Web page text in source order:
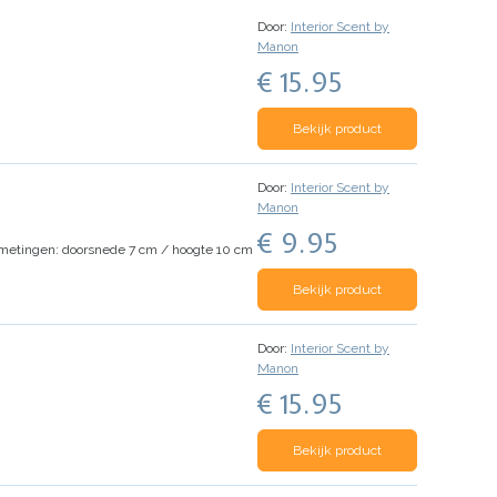
Door: Interior Scent by
Manon
€ 15.95
Bekijk product
doorsnede 7 cm / hoogte 10 cm
Door: Interior Scent by
Manon
€ 9.95
Bekijk product
Door: Interior Scent by
Manon
€ 15.95
Bekijk product